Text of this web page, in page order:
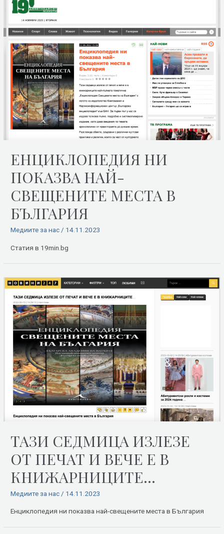
ЕНЦИКЛОПЕДИЯ НИ
ПОКАЗВА НАЙ-
СВЕЩЕНИТЕ МЕСТА В
БЪЛГАРИЯ
Медиите за нас / 14.11.2023
Статия в 19min.bg
ТАЗИ СЕДМИЦА ИЗЛЕЗЕ
ОТ ПЕЧАТ И ВЕЧЕ Е В
КНИЖАРНИЦИТЕ…
Медиите за нас / 14.11.2023
Енциклопедия ни показва най-свещените места в България